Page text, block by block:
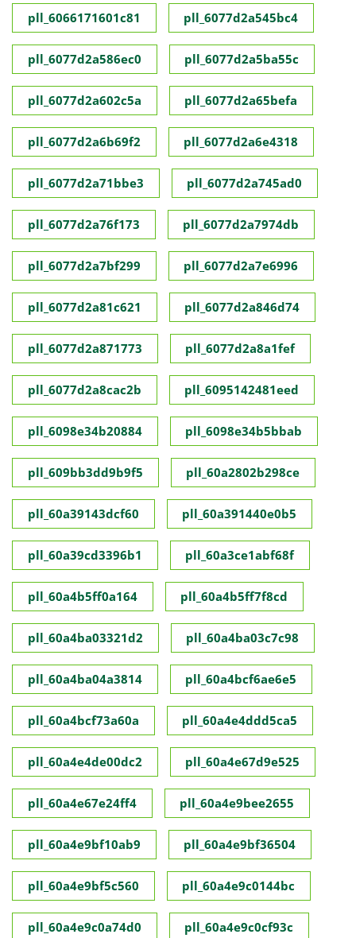
pll_6066171601c81 pll_6077d2a545bc4
pll_6077d2a586ec0 pll_6077d2a5ba55c
pll_6077d2a602c5a pll_6077d2a65befa
pll_6077d2a6b69f2 pll_6077d2a6e4318
pll_6077d2a71bbe3 pll_6077d2a745ad0
pll_6077d2a76f173 pll_6077d2a7974db
pll_6077d2a7bf299 pll_6077d2a7e6996
pll_6077d2a81c621 pll_6077d2a846d74
pll_6077d2a871773 pll_6077d2a8a1fef
pll_6077d2a8cac2b pll_6095142481eed
pll_6098e34b20884 pll_6098e34b5bbab
pll_609bb3dd9b9f5 pll_60a2802b298ce
pll_60a39143dcf60 pll_60a391440e0b5
pll_60a39cd3396b1 pll_60a3ce1abf68f
pll_60a4b5ff0a164 pll_60a4b5ff7f8cd
pll_60a4ba03321d2 pll_60a4ba03c7c98
pll_60a4ba04a3814 pll_60a4bcf6ae6e5
pll_60a4bcf73a60a pll_60a4e4ddd5ca5
pll_60a4e4de00dc2 pll_60a4e67d9e525
pll_60a4e67e24ff4 pll_60a4e9bee2655
pll_60a4e9bf10ab9 pll_60a4e9bf36504
pll_60a4e9bf5c560 pll_60a4e9c0144bc
pll_60a4e9c0a74d0 pll_60a4e9c0cf93c